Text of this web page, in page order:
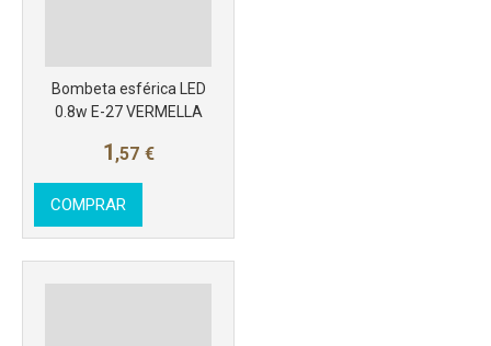
Bombeta esférica LED
0.8w E-27 VERMELLA
1 ,57 €
COMPRAR